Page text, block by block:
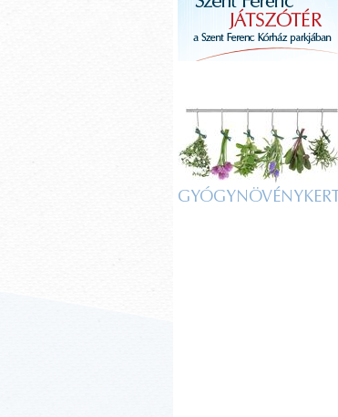
GYÓGYNÖVÉNYKERT